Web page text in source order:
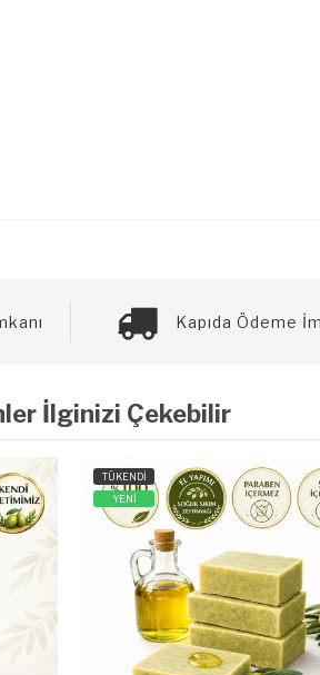
Kapıda Ödeme
İlginizi Çekebilir
TÜKENDİ
YENİ